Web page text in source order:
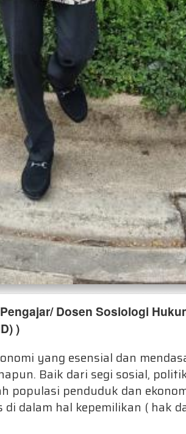
Pengajar/ Dosen Sosiologi
)
yang esensial dan
Baik dari segi sosial,
populasi penduduk dan
dalam hal kepemilikan ( hak